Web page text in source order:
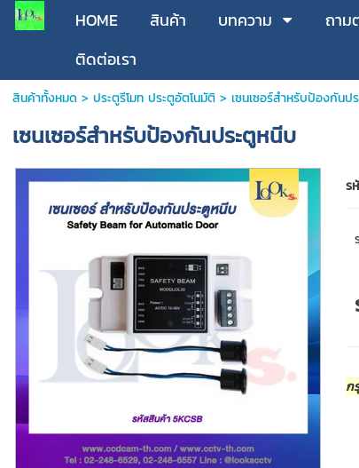
HOME สินค้า บทความ ถาม
ติดต่อเรา
สินค้าทั้งหมด> ประตูรีโมท ประตูอัตโนมัติ> เซนเซอร์สำหรับป้องกันป
เซนเซอร์สำหรับป้องกันประตูหนีบ
ร
ก